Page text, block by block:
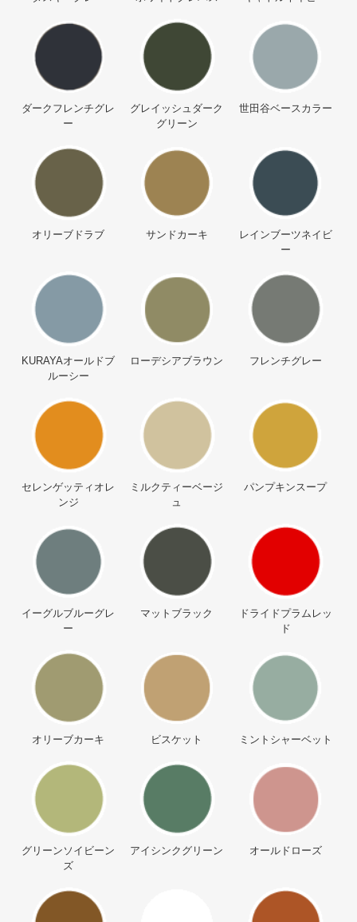
ダークフレンチグレ
ー
グレイッシュダーク
グリーン
世田谷ベースカラー
オリーブドラブ サンドカーキ
レインブーツネイビ
ー
KURAYAオールドブ
ルーシー
ローデシアブラウン フレンチグレー
セレンゲッティオレ
ンジ
ミルクティーベージ
ュ
パンプキンスープ
イーグルブルーグレ
ー
マットブラック
ドライドプラムレッ
ド
オリーブカーキ ビスケット ミントシャーベット
グリーンソイビーン
ズ
アイシンクグリーン オールドローズ